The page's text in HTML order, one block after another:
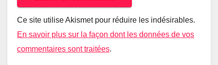
Ce site utilise Akismet pour réduire les indésirables.
En savoir plus sur la façon dont les données de vos
commentaires sont traitées.